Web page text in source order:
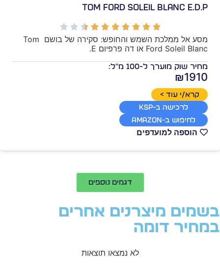
Tom Ford Soleil Blanc E.D.P
מסע אל ממלכת השמש והחופש: סקירה של בושם Tom
Ford Soleil Blanc או דה פרפיום E.
מחיר שוק מוערך ל-100 מ"ל:
₪1910
לחיפוש ב-Amazon
לרכישה ב-KSP
קרא/י עוד >
הוספה למועדפים
דגמים נוספים
מיצרנים אחרים
דומה
לא נמצאו תוצאות